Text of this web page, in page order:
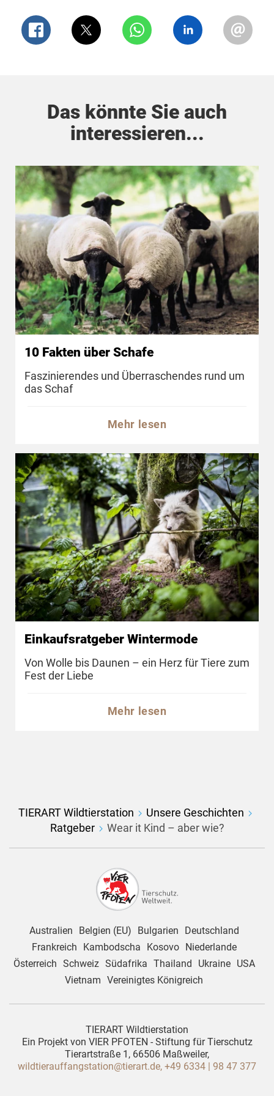
Tierleder.
Kork
ist eine weitere nachhaltigere Alternative,
die nicht nur toll aussieht sondern auch die Erde
Das ist erst der Anfang einer stetig wachsenden
Liste! Es kommen immer mehr Leder
nach Leder aus Kokosnüssen, Kaktus und
Teakblättern, um nur einige zu nennen.
Das könnte Sie auch
interessieren...
10 Fakten über Schafe
Faszinierendes und Überraschendes rund um
das Schaf
Mehr lesen
Einkaufsratgeber Wintermode
Von Wolle bis Daunen – ein Herz für Tiere zum
Fest der Liebe
Mehr lesen
TIERART Wildtierstation
Unsere Geschichten
Ratgeber
Wear it Kind – aber wie?
Australien Belgien (EU) Bulgarien
Deutschland
Frankreich
Kambodscha Kosovo
Niederlande
Österreich Schweiz Südafrika Thailand Ukraine
USA
Vietnam Vereinigtes Königreich
TIERART Wildtierstation
Ein Projekt von VIER PFOTEN - Stiftung für Tierschutz
Tierartstraße 1, 66506 Maßweiler,
wildtierauffangstation@tierart.de, +49 6334 | 98 47 377